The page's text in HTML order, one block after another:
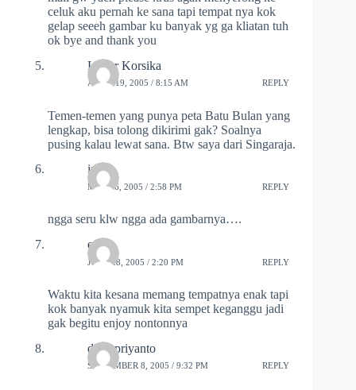
celuk aku pernah ke sana tapi tempat nya kok
gelap seeeh gambar ku banyak yg ga kliatan tuh
ok bye and thank you
Luhur Korsika
APRIL 19, 2005 / 8:15 AM REPLY
Temen-temen yang punya peta Batu Bulan yang
lengkap, bisa tolong dikirimi gak? Soalnya
pusing kalau lewat sana. Btw saya dari Singaraja.
indra
MAY 26, 2005 / 2:58 PM REPLY
ngga seru klw ngga ada gambarnya….
echo
JUNE 28, 2005 / 2:20 PM REPLY
Waktu kita kesana memang tempatnya enak tapi
kok banyak nyamuk kita sempet keganggu jadi
gak begitu enjoy nontonnya
doso priyanto
SEPTEMBER 8, 2005 / 9:32 PM REPLY